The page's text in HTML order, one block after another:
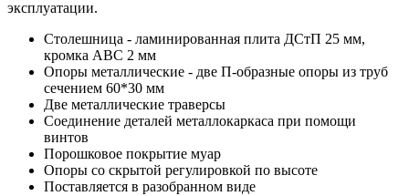
эксплуатации.
Столешница - ламинированная плита ДСтП 25 мм,
кромка ABC 2 мм
Опоры металлические - две П-образные опоры из труб
сечением 60*30 мм
Две металлические траверсы
Соединение деталей металлокаркаса при помощи
винтов
Порошковое покрытие муар
Опоры со скрытой регулировкой по высоте
Поставляется в разобранном виде